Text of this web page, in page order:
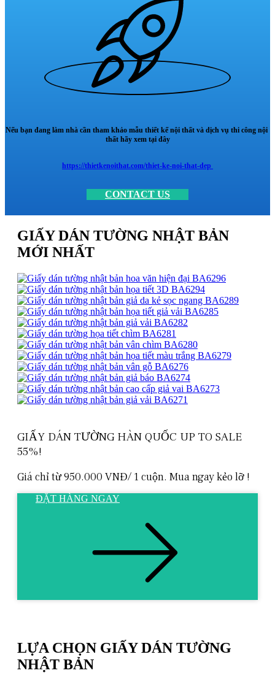
Nếu bạn đang làm nhà cần tham khảo mẫu thiết kế nội thất và dịch vụ thi công nội
thất hãy xem tại đây
https://thietkenoithat.com/thiet-ke-noi-that-dep
CONTACT US
GIẤY DÁN TƯỜNG NHẬT BẢN
MỚI NHẤT
GIẤY DÁN TƯỜNG HÀN QUỐC UP TO SALE
55%!
Giá chỉ từ 950.000 VNĐ/ 1 cuộn. Mua ngay kẻo lỡ !
ĐẶT HÀNG NGAY
LỰA CHỌN GIẤY DÁN TƯỜNG
NHẬT BẢN